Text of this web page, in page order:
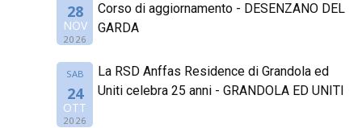
28
NOV
2026
Corso di aggiornamento - DESENZANO DEL
GARDA
SAB
24
OTT
2026
La RSD Anffas Residence di Grandola ed
Uniti celebra 25 anni - GRANDOLA ED UNITI